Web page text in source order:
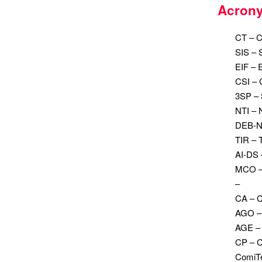
CT –
SIS –
EIF –
CSI –
3SP –
NTI –
DEB-
TIR –
AI-DS
MCO
–
CA –
AGO
AGE
CP –